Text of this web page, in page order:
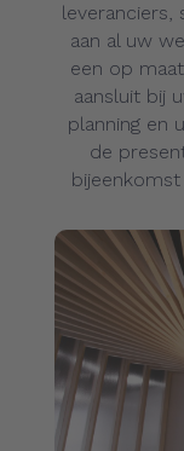
aan al uw
een op
aansluit bij
planning en
de